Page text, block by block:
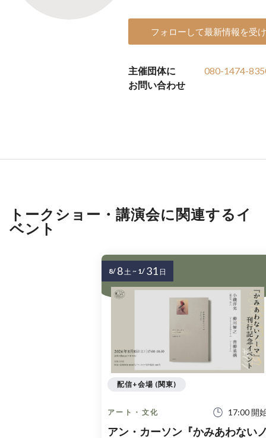
フォローして最新情報を受
主催団体に
お問い合わせ
080-1474-
トークショー・講演会に関連するイ
ベント
アート・文化 17:00 開
アン・カーソン『かみあわない
配信+会場 (関東)
8/ 8土~ 1/ 31 日